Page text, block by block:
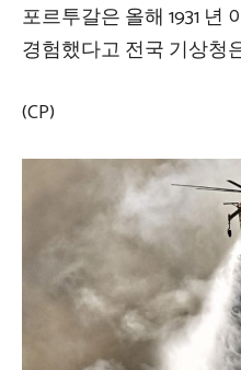
포르투갈은 올해 1931 년
경험했다고 전국 기상청
(CP)